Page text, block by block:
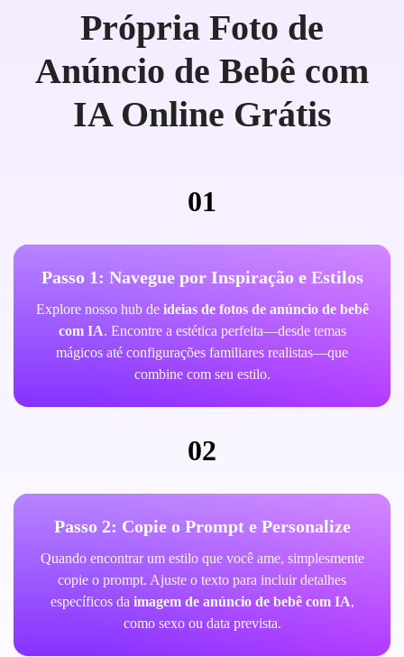
Própria Foto de
Anúncio de Bebê com
IA Online Grátis
01
Passo 1: Navegue por Inspiração e Estilos
Explore nosso hub de ideias de fotos de anúncio de bebê
com IA. Encontre a estética perfeita—desde temas
mágicos até configurações familiares realistas—que
combine com seu estilo.
02
Passo 2: Copie o Prompt e Personalize
Quando encontrar um estilo que você ame, simplesmente
copie o prompt. Ajuste o texto para incluir detalhes
específicos da imagem de anúncio de bebê com IA,
como sexo ou data prevista.